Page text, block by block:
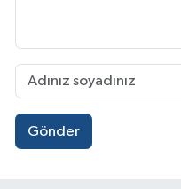
Gönder